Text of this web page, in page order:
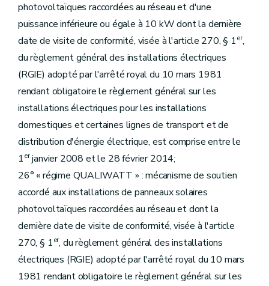
photovoltaïques raccordées au réseau et d'une
puissance inférieure ou égale à 10 kW dont la dernière
date de visite de conformité, visée à l'article 270, § 1er,
du règlement général des installations électriques
(RGIE) adopté par l'arrêté royal du 10 mars 1981
rendant obligatoire le règlement général sur les
installations électriques pour les installations
domestiques et certaines lignes de transport et de
distribution d'énergie électrique, est comprise entre le
1erjanvier 2008 et le 28 février 2014;
26° « régime QUALIWATT » : mécanisme de soutien
accordé aux installations de panneaux solaires
photovoltaïques raccordées au réseau et dont la
dernière date de visite de conformité, visée à l'article
270, § 1er, du règlement général des installations
électriques (RGIE) adopté par l'arrêté royal du 10 mars
1981 rendant obligatoire le règlement général sur les